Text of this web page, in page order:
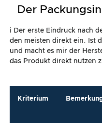
Der
ℹ️ Der erste Eindruck nach
den meisten direkt ein. Ist
und macht es mir der
das Produkt direkt nutzen
Kriterium